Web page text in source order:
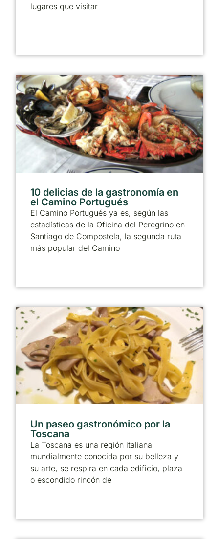
lugares que visitar
10 delicias de la gastronomía en
el Camino Portugués
El Camino Portugués ya es, según las
estadísticas de la Oficina del Peregrino en
Santiago de Compostela, la segunda ruta
más popular del Camino
Un paseo gastronómico por la
Toscana
La Toscana es una región italiana
mundialmente conocida por su belleza y
su arte, se respira en cada edificio, plaza
o escondido rincón de